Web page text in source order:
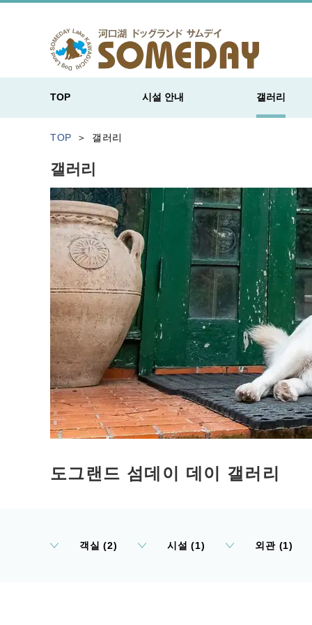
TOP 시설 안내 갤러리
TOP 갤러리
갤러리
도그랜드 섬데이 데이 갤러리
객실 (2) 시설 (1) 외관 (1)